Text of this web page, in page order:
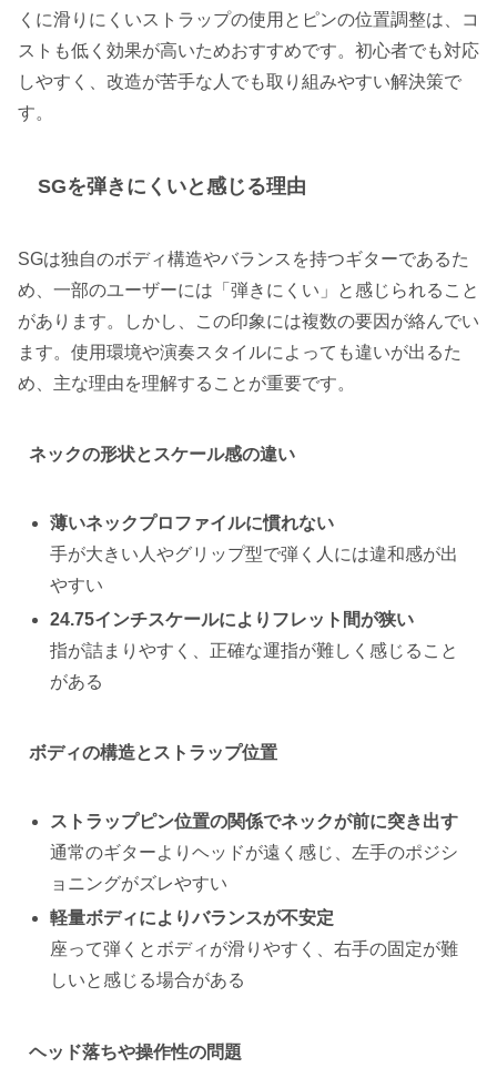
くに滑りにくいストラップの使用とピンの位置調整は、コ
ストも低く効果が高いためおすすめです。初心者でも対応
しやすく、改造が苦手な人でも取り組みやすい解決策で
す。
SGを弾きにくいと感じる理由
SGは独自のボディ構造やバランスを持つギターであるた
め、一部のユーザーには「弾きにくい」と感じられること
があります。しかし、この印象には複数の要因が絡んでい
ます。使用環境や演奏スタイルによっても違いが出るた
め、主な理由を理解することが重要です。
ネックの形状とスケール感の違い
薄いネックプロファイルに慣れない
手が大きい人やグリップ型で弾く人には違和感が出
やすい
24.75インチスケールによりフレット間が狭い
指が詰まりやすく、正確な運指が難しく感じること
がある
ボディの構造とストラップ位置
ストラップピン位置の関係でネックが前に突き出す
通常のギターよりヘッドが遠く感じ、左手のポジシ
ョニングがズレやすい
軽量ボディによりバランスが不安定
座って弾くとボディが滑りやすく、右手の固定が難
しいと感じる場合がある
ヘッド落ちや操作性の問題